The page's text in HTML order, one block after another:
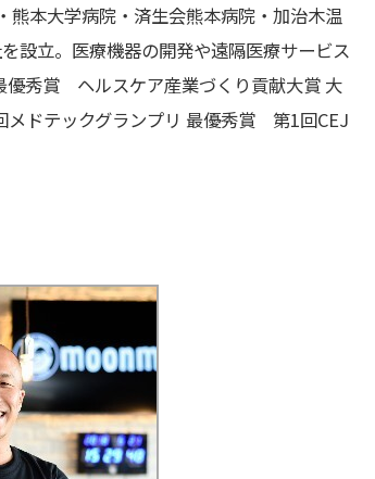
本大学病院・済生会熊本病院・加治木温
設立。医療機器の開発や遠隔医療サービス
秀賞 ヘルスケア産業づくり貢献大賞 大
テックグランプリ 最優秀賞 第1回CEJ